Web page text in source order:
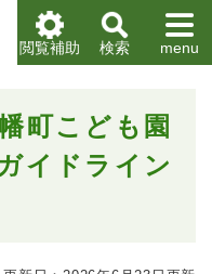
本文へ
閲覧補助
検索 menu
町こども園
イドライン